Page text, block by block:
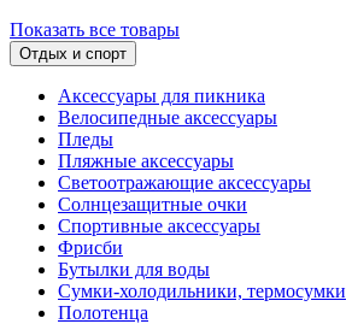
Показать все товары
Отдых и спорт
Аксессуары для пикника
Велосипедные аксессуары
Пледы
Пляжные аксессуары
Светоотражающие аксессуары
Солнцезащитные очки
Спортивные аксессуары
Фрисби
Бутылки для воды
Сумки-холодильники, термосумки
Полотенца